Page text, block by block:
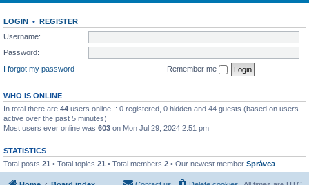
LOGIN • REGISTER
Username:
Password:
I forgot my password
Remember me
WHO IS ONLINE
In total there are 44 users online :: 0 registered, 0 hidden and 44 guests (based on users
active over the past 5 minutes)
Most users ever online was 603 on Mon Jul 29, 2024 2:51 pm
STATISTICS
Total posts 21 • Total topics 21 • Total members 2 • Our newest member Správca